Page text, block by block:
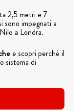
2,5 metri e 7
sono impegnati a
a Londra.
e scopri perché il
sistema di